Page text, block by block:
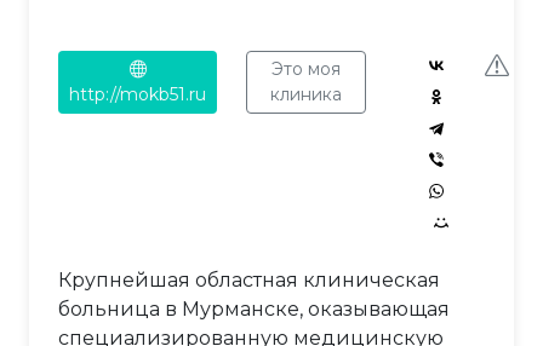
http://mokb51.ru
Это моя
клиника
Крупнейшая областная клиническая
больница в Мурманске, оказывающая
специализированную медицинскую